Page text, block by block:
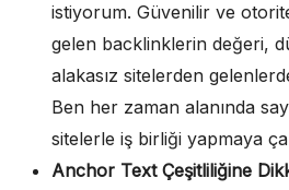
istiyorum. Güvenilir ve
gelen backlinklerin değeri,
alakasız sitelerden
Ben her zaman alanında
sitelerle iş birliği yapmaya
Anchor Text Çeşitliliğine